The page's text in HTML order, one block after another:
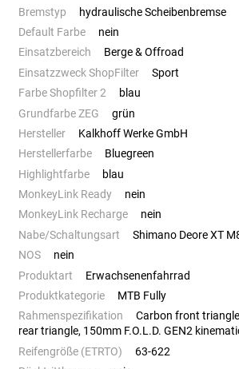
Bremstyp
hydraulische Scheibenbremse
Default Farbe
nein
Einsatzbereich
Berge & Offroad
Einsatzzweck ShopFilter
Sport
Farbe Shopfilter 2
blau
Grundfarbe ZEG
grün
Hersteller
Kalkhoff Werke GmbH
Herstellerfarbe
Bluegreen
Highlightfarbe
blau
MonkeyLink Ready
nein
MonkeyLink Recharge
nein
Nabe/Schaltungsart
Shimano Deore XT
NOS
nein
Produktart
Erwachsenenfahrrad
Produktkategorie
MTB Fully
Rahmenspezifikation
Carbon front
rear triangle, 150mm F.O.L.D. GEN2
Reifengröße (ETRTO)
63-622